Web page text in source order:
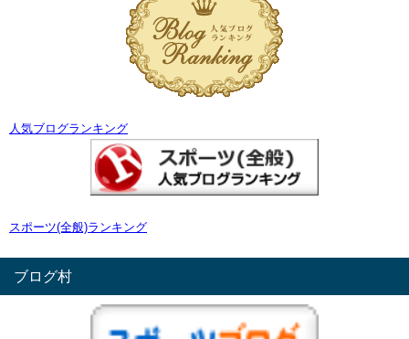
人気ブログランキング
スポーツ(全般)ランキング
ブログ村